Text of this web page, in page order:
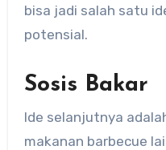
bisa jadi salah satu
potensial.
Sosis Bakar
Ide selanjutnya
makanan barbecue